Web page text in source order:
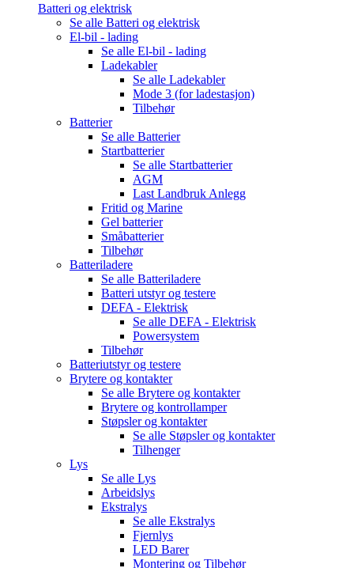
Batteri og elektrisk
Se alle Batteri og elektrisk
El-bil - lading
Se alle El-bil - lading
Ladekabler
Se alle Ladekabler
Mode 3 (for ladestasjon)
Tilbehør
Batterier
Se alle Batterier
Startbatterier
Se alle Startbatterier
AGM
Last Landbruk Anlegg
Fritid og Marine
Gel batterier
Småbatterier
Tilbehør
Batteriladere
Se alle Batteriladere
Batteri utstyr og testere
DEFA - Elektrisk
Se alle DEFA - Elektrisk
Powersystem
Tilbehør
Batteriutstyr og testere
Brytere og kontakter
Se alle Brytere og kontakter
Brytere og kontrollamper
Støpsler og kontakter
Se alle Støpsler og kontakter
Tilhenger
Lys
Se alle Lys
Arbeidslys
Ekstralys
Se alle Ekstralys
Fjernlys
LED Barer
Montering og Tilbehør